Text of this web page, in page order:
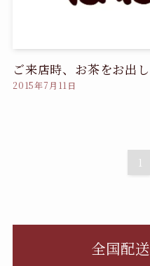
ご来店時、お茶をお出
2015年7月11日
1
全国配